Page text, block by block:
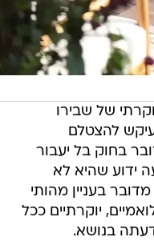
של שבירו
להצטלם
בחוק בל יעבור
ידוע שהיא לא
בעניין מהותי
יוקרתיים ככל
בנושא.